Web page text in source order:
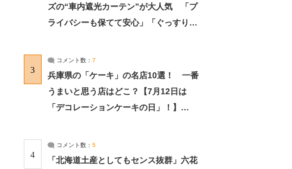
ズの“車内遮光カーテン”が大人気 「プ
ライバシーも保てて安心」「ぐっすり眠
3
コメント数： 7
兵庫県の「ケーキ」の名店10選！ 一番
うまいと思う店はどこ？【7月12日は
「デコレーションケーキの日」！】
4
コメント数： 5
「北海道土産としてもセンス抜群」六花